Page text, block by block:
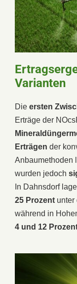
Varianten
Die ersten
Erträge der
Erträgen der
Anbaumethoden
wurden jedoch
In Dahnsdorf
25 Prozent unter
während in
4 und 12